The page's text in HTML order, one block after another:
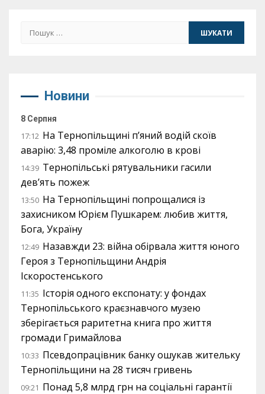
Пошук:
Новини
8 Серпня
17:12 На Тернопільщині п’яний водій скоїв
аварію: 3,48 проміле алкоголю в крові
14:39 Тернопільські рятувальники гасили
дев’ять пожеж
13:50 На Тернопільщині попрощалися із
захисником Юрієм Пушкарем: любив життя,
Бога, Україну
12:49 Назавжди 23: війна обірвала життя юного
Героя з Тернопільщини Андрія
Іскоростенського
11:35 Історія одного експонату: у фондах
Тернопільського краєзнавчого музею
зберігається раритетна книга про життя
громади Гримайлова
10:33 Псевдопрацівник банку ошукав жительку
Тернопільщини на 28 тисяч гривень
09:21 Понад 5,8 млрд грн на соціальні гарантії